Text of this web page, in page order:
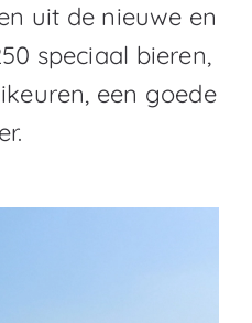
uit de nieuwe en
speciaal bieren,
een goede